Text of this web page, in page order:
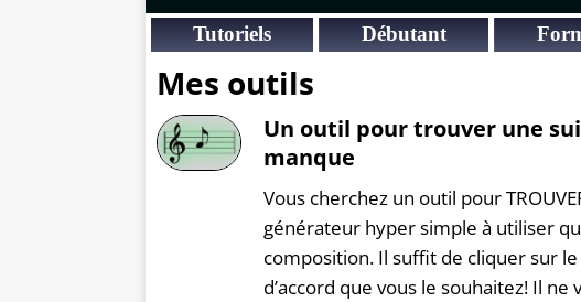
Tutoriels Débutant
Mes outils
Un outil pour trouver une
manque
Vous cherchez un outil pour
générateur hyper simple à utiliser
composition. Il suffit de cliquer sur
d’accord que vous le souhaitez! Il